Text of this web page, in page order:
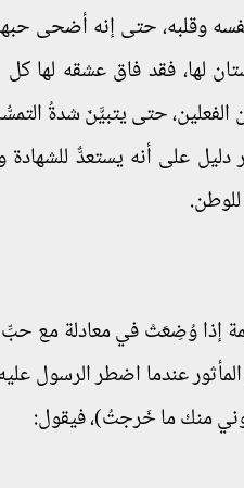
وقلبه، حتى إنه أضحى
لها، فقد فاق عشقه لها كل
حتى يتبيَّنَ شدةُ
على أنه يستعدٌّ للشهادة
إذا وُضِعَتْ في معادلة مع
عندما اضطر الرسول
منك ما خَرجتُ)، فيقول: